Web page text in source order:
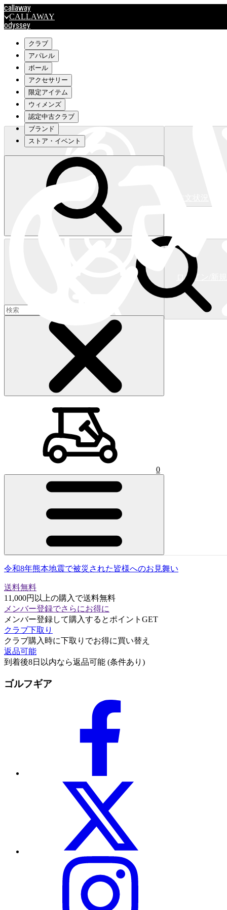
callaway
CALLAWAY
odyssey
travismathew
outlet
OUTLET
キャロウェイアパレルはこちら>>>
キャロウェイアパレルはこちら>>>
ログイン/新
ショッピングカート 0)
クラブ
アパレル
ボール
アクセサリー
限定アイテム
ウィメンズ
認定中古クラブ
ブランド
ストア・イベント
0
令和8年熊本地震で被災された皆様へのお見舞い
送料無料
11,000円以上の購入で送料無料
メンバー登録でさらにお得に
メンバー登録して購入するとポイントGET
クラブ下取り
クラブ購入時に下取りでお得に買い替え
返品可能
到着後8日以内なら返品可能 (条件あり)
ゴルフギア